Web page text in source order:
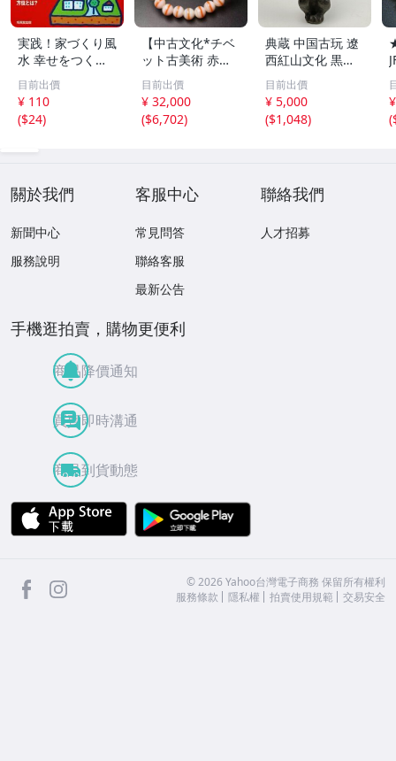
実践！家づくり風
水 幸せをつくる
家とインテリア/
浅野八郎(著者)
目前出價
¥ 110
($24)
【中古文化*チベ
ット古美術 赤縞
天眼瑪瑙丸珠 天
地天珠組み合わせ
ブレスレット 縞
瑪瑙 古玩 アンテ
目前出價
¥ 32,000
($6,702)
典蔵 中国古玩 遼
西紅山文化 黒曜
石 黒皮玉 太陽神
祈祷像 唐物 骨董
品 古美術 古玉 彫
刻 時代物 魔除け
目前出價
¥ 5,000
($1,048)
(
關於我們
新聞中心
服務說明
客服中心
常見問答
聯絡客服
最新公告
聯絡我們
人才招募
手機逛拍賣，購物更便利
商品降價通知
買賣即時溝通
商品到貨動態
APP Store
facebook ©2026 Yahoo台灣電子商務 保留所有權利
服務條款
隱私權 拍賣使用規範 交易安全